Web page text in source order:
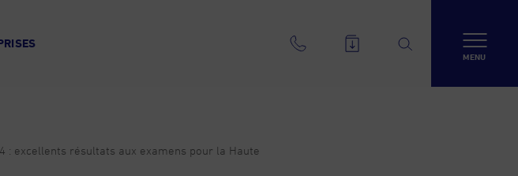
MENU
: excellents résultats aux examens pour la Haute